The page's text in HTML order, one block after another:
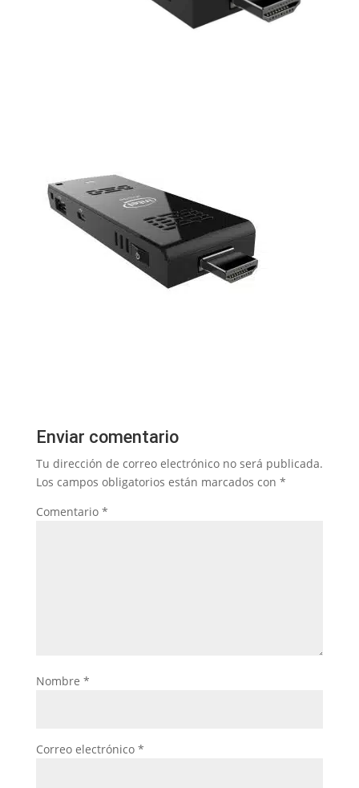
Enviar comentario
Tu dirección de correo electrónico no será publicada.
Los campos obligatorios están marcados con *
Comentario *
Nombre *
Correo electrónico *